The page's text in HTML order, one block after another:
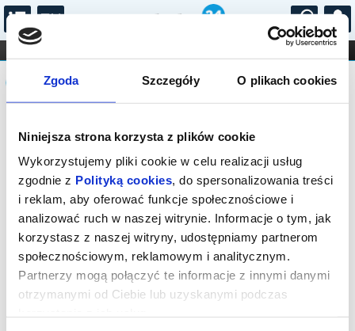
Zgoda Szczegóły O plikach cookies
Niniejsza strona korzysta z plików cookie
Wykorzystujemy pliki cookie w celu realizacji usług
zgodnie z Polityką cookies, do spersonalizowania treści
i reklam, aby oferować funkcje społecznościowe i
analizować ruch w naszej witrynie. Informacje o tym, jak
korzystasz z naszej witryny, udostępniamy partnerom
społecznościowym, reklamowym i analitycznym.
Partnerzy mogą połączyć te informacje z innymi danymi
otrzymanymi od Ciebie lub uzyskanymi podczas
...
FILHARMONIA OPERA I BALET
STAND-UP
DLA DZIECI
Komunikat